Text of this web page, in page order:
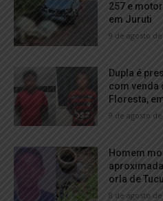
257 e
em Juruti
9 de agosto
Dupla é
com venda
Floresta,
9 de agosto
Homem
orla de
8 de agosto